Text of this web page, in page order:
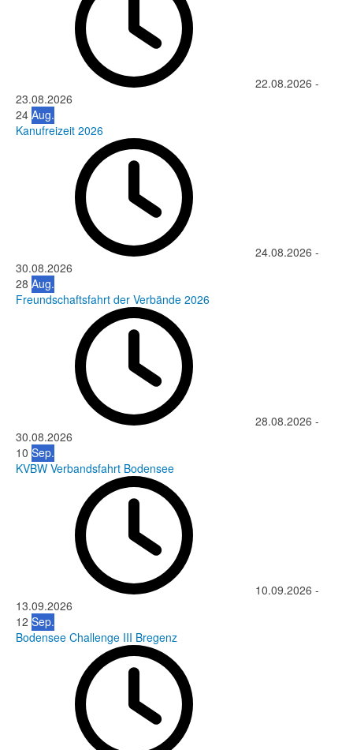
22.08.2026 -
23.08.2026
24 Aug.
Kanufreizeit 2026
24.08.2026 -
30.08.2026
28 Aug.
Freundschaftsfahrt der Verbände 2026
28.08.2026 -
30.08.2026
10 Sep.
KVBW Verbandsfahrt Bodensee
10.09.2026 -
13.09.2026
12 Sep.
Bodensee Challenge III Bregenz